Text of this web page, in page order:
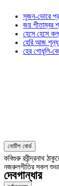
সৃজন-ভোরে
জয় পীতাম্বর
হেসে হেসে
হেরি আজ শূন্য
হের গোধূলি-
নোটিশ বোর্ড
কবিগুরু রবীন্দ্রনাথ
নজরুলগীতির সকল
দেবগান্ধার